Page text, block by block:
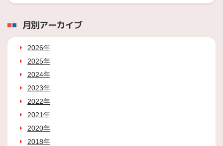
月別アーカイブ
2026年
2025年
2024年
2023年
2022年
2021年
2020年
2018年